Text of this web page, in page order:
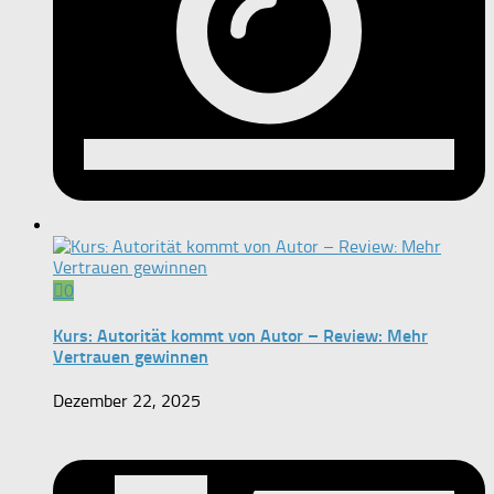
0
Kurs: Autorität kommt von Autor – Review: Mehr
Vertrauen gewinnen
Dezember 22, 2025